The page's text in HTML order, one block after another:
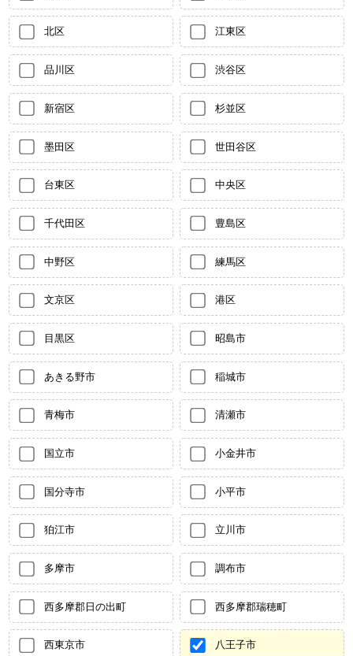
北区 江東区
品川区 渋谷区
新宿区 杉並区
墨田区 世田谷区
台東区 中央区
千代田区 豊島区
中野区 練馬区
文京区 港区
目黒区 昭島市
あきる野市 稲城市
青梅市 清瀬市
国立市 小金井市
国分寺市 小平市
狛江市 立川市
多摩市 調布市
西多摩郡日の出町 西多摩郡瑞穂町
西東京市 八王子市